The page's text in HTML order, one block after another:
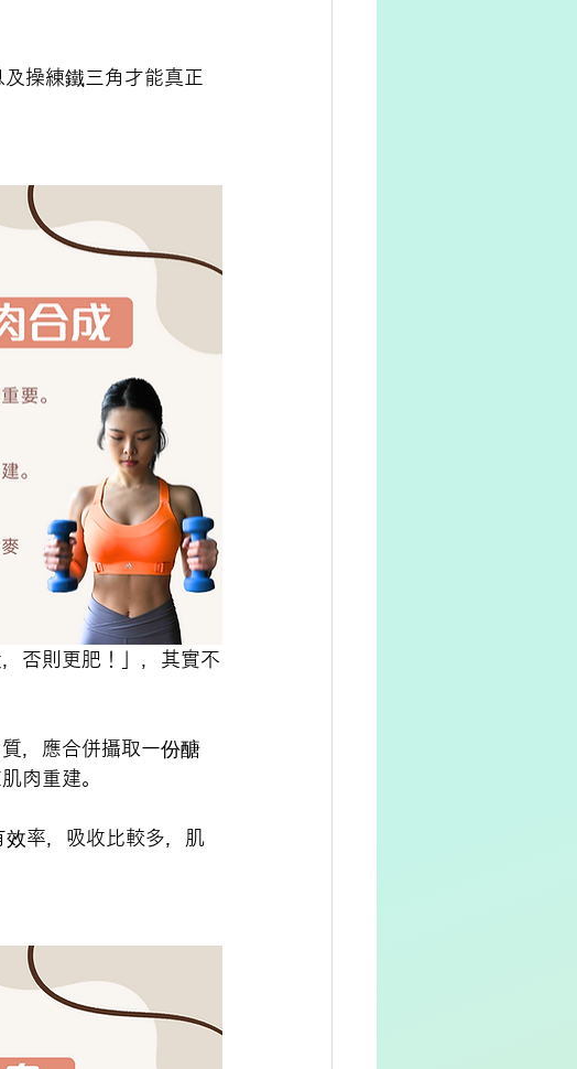
操練鐵三角才能真正
否則更肥！」，其實不
，應合併攝取一份醣
肉重建。
率，吸收比較多，肌